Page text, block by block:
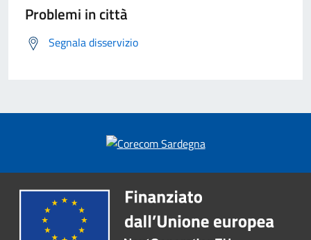
Problemi in città
Segnala disservizio